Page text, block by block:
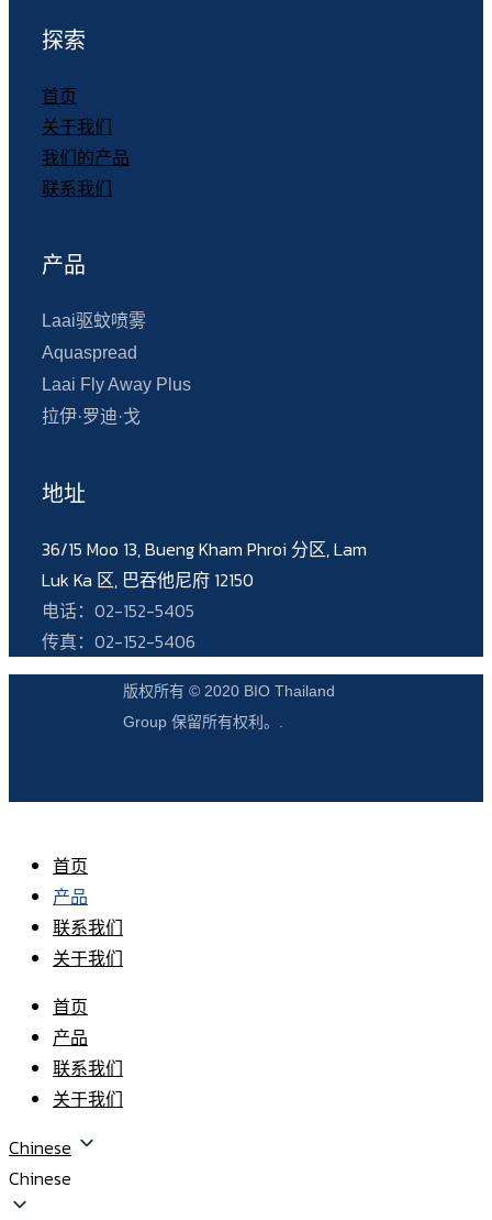
探索
首页
关于我们
我们的产品
联系我们
产品
Laai驱蚊喷雾
Aquaspread
Laai Fly Away Plus
拉伊·罗迪·戈
地址
36/15 Moo 13, Bueng Kham Phroi 分区, Lam
Luk Ka 区, 巴吞他尼府 12150
电话：02-152-5405
传真：02-152-5406
版权所有 © 2020 BIO Thailand
Group 保留所有权利。.
首页
产品
联系我们
关于我们
首页
产品
联系我们
关于我们
Chinese
Chinese